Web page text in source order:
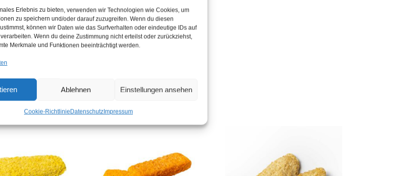
Erlebnis zu bieten, verwenden wir Technologien wie Cookies, um
zu speichern und/oder darauf zuzugreifen. Wenn du diesen
können wir Daten wie das Surfverhalten oder eindeutige IDs auf
Wenn du deine Zustimmung nicht erteilst oder zurückziehst,
Merkmale und Funktionen beeinträchtigt werden.
Ablehnen Einstellungen ansehen
Cookie-RichtlinieDatenschutzImpressum